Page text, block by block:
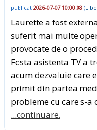
publicat 2026-07-07 10:00:08 (
Laurette a fost
suferit mai multe
provocate de o
Fosta asistenta TV a
acum dezvaluie care
primit din partea
probleme cu care s-
...continuare.